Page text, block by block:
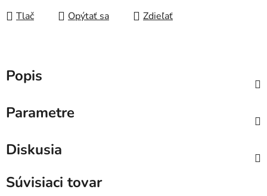
Tlač Opýtať sa Zdieľať
Popis
Parametre
Diskusia
Súvisiaci tovar